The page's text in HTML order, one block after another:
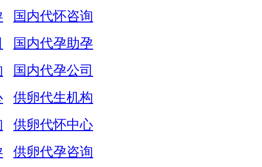
国内代怀咨询
国内代孕助孕
国内代孕公司
供卵代生机构
供卵代怀中心
供卵代孕咨询